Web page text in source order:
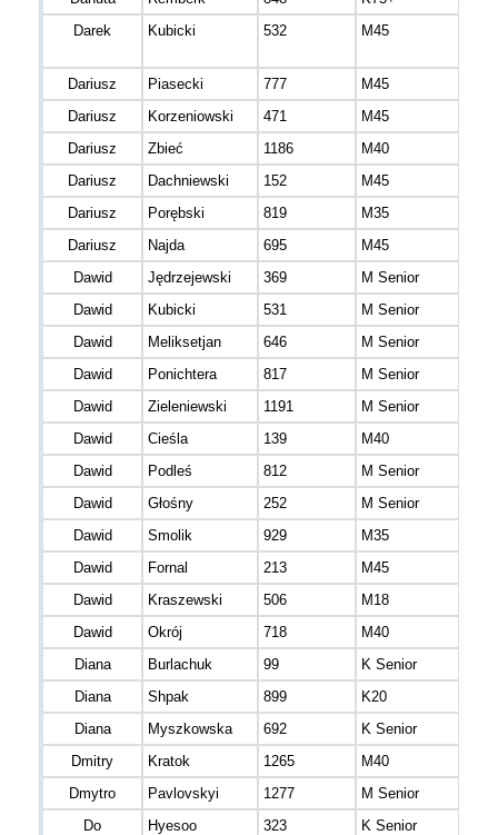
Darek
Kubicki 532 M45
Dariusz
Piasecki 777
M45
Dariusz
Korzeniowski 471
M45
Dariusz
Zbieć 1186 M40
Dariusz
Dachniewski 152 M45
Dariusz
Porębski 819 M35
Dariusz
Najda 695 M45
Dawid
Jędrzejewski 369
M Senior
Dawid
Kubicki 531
M Senior
Dawid
Meliksetjan 646 M Senior
Dawid
Ponichtera 817
M Senior
Dawid
Zieleniewski 1191 M Senior
Dawid
Cieśla 139 M40
Dawid
Podleś 812 M Senior
Dawid
Głośny 252 M Senior
Dawid
Smolik 929 M35
Dawid
Fornal 213 M45
Dawid
Kraszewski 506 M18
Dawid
Okrój 718 M40
Diana
Burlachuk 99 K Senior
Diana
Shpak 899 K20
Diana
Myszkowska 692 K Senior
Dmitry
Kratok 1265 M40
Dmytro
Pavlovskyi 1277 M Senior
Do
Hyesoo 323
K Senior